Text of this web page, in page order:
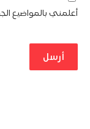
أعلمني بالمواضيع